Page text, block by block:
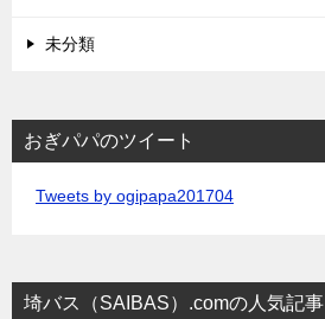
未分類
おぎパパのツイート
Tweets by ogipapa201704
埼バス（SAIBAS）.comの人気記事